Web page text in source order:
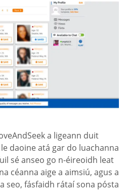
a ligeann duit
daoine atá gar do luachanna
sé anseo go n-éireoidh leat
céanna aige a aimsiú, agus a
seo, fásfaidh rátaí sona pósta